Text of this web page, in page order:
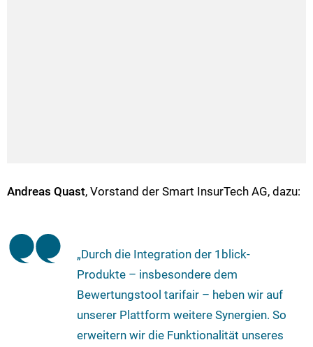
Andreas Quast, Vorstand der Smart InsurTech AG, dazu:
„Durch die Integration der 1blick-
Produkte – insbesondere dem
Bewertungstool tarifair – heben wir auf
unserer Plattform weitere Synergien. So
erweitern wir die Funktionalität unseres